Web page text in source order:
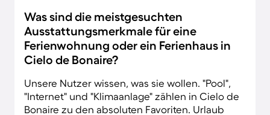
Was sind die meistgesuchten
Ausstattungsmerkmale für eine
Ferienwohnung oder ein Ferienhaus in
Cielo de Bonaire?
Unsere Nutzer wissen, was sie wollen. "Pool",
"Internet" und "Klimaanlage" zählen in Cielo de
Bonaire zu den absoluten Favoriten. Urlaub